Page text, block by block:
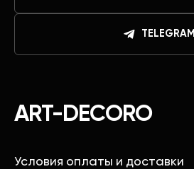
ART-DECORO
Условия оплаты и доставки
TELEGRAM